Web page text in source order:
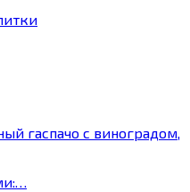
гаспачо с виноградом,